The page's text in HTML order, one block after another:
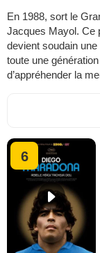
En 1988, sort le
Jacques Mayol. Ce
devient soudain
toute une
d’appréhender la
6